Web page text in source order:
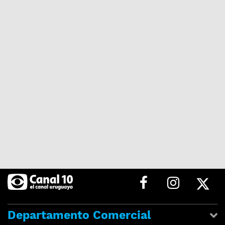
Departamento Comercial